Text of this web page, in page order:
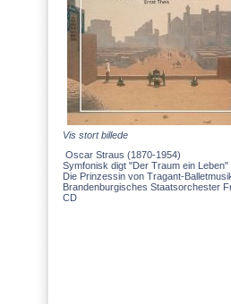
Vis stort billede
Oscar Straus (1870-1954)
Symfonisk digt "Der Traum ein Leben"
Die Prinzessin von Tragant-
Brandenburgisches Staatsorchester
CD